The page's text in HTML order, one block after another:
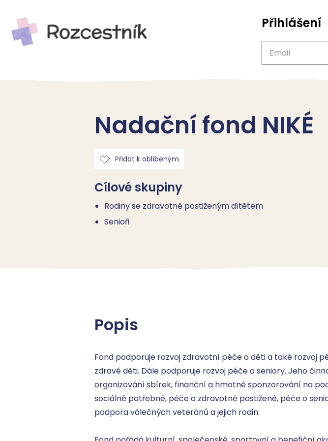
Přihlášení
Nadační fond NIKÉ
Přidat k oblíbeným
Cílové skupiny
Rodiny se zdravotně postiženým dítětem
Senioři
Popis
Fond podporuje rozvoj zdravotní péče o děti a také rozvoj
zdravé děti. Dále podporuje rozvoj péče o seniory. Jeho
organizování sbírek, finanční a hmotné sponzorování na
sociálně potřebné, péče o zdravotně postižené, péče o
podpora válečných veteránů a jejich rodin.